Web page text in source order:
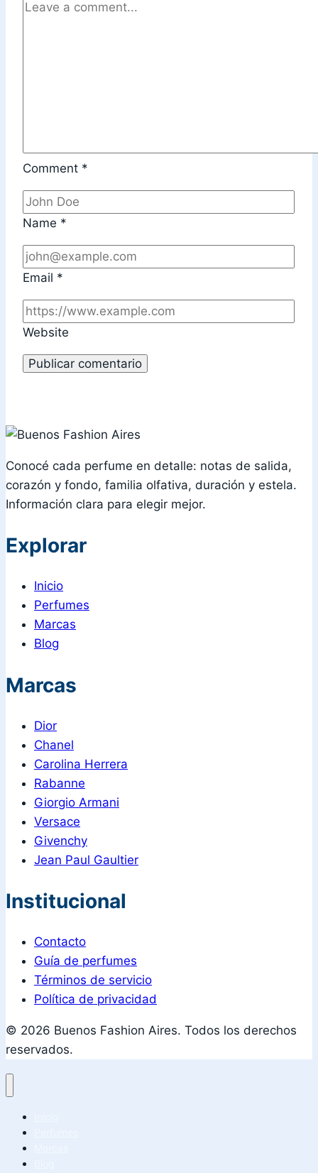
Comment *
Name *
Email *
Website
Conocé cada perfume en detalle: notas de salida,
corazón y fondo, familia olfativa, duración y estela.
Información clara para elegir mejor.
Explorar
Inicio
Perfumes
Marcas
Blog
Marcas
Dior
Chanel
Carolina Herrera
Rabanne
Giorgio Armani
Versace
Givenchy
Jean Paul Gaultier
Institucional
Contacto
Guía de perfumes
Términos de servicio
Política de privacidad
© 2026 Buenos Fashion Aires. Todos los derechos
reservados.